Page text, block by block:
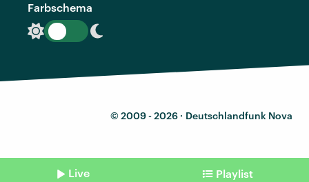
Farbschema
© 2009 - 2026 · Deutschlandfunk Nova
Live Playlist